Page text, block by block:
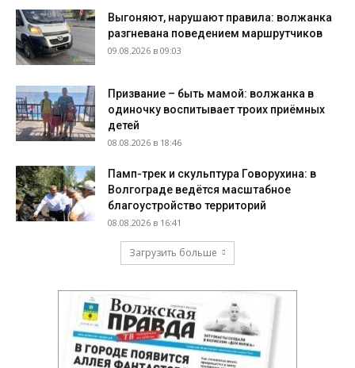
Выгоняют, нарушают правила: волжанка
разгневана поведением маршрутчиков
09.08.2026 в 09:03
Призвание – быть мамой: волжанка в
одиночку воспитывает троих приёмных
детей
08.08.2026 в 18:46
Памп-трек и скульптура Говорухина: в
Волгограде ведётся масштабное
благоустройство территорий
08.08.2026 в 16:41
Загрузить больше